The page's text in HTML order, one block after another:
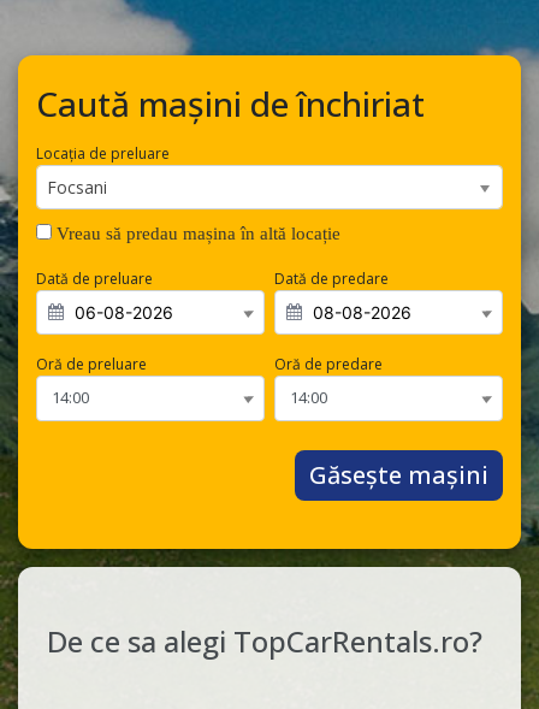
Caută mașini de închiriat
Locația de preluare
Focsani
Vreau să predau mașina în altă locație
Dată de preluare Dată de predare
Oră de preluare Oră de predare
Găsește mașini
De ce sa alegi TopCarRentals.ro?